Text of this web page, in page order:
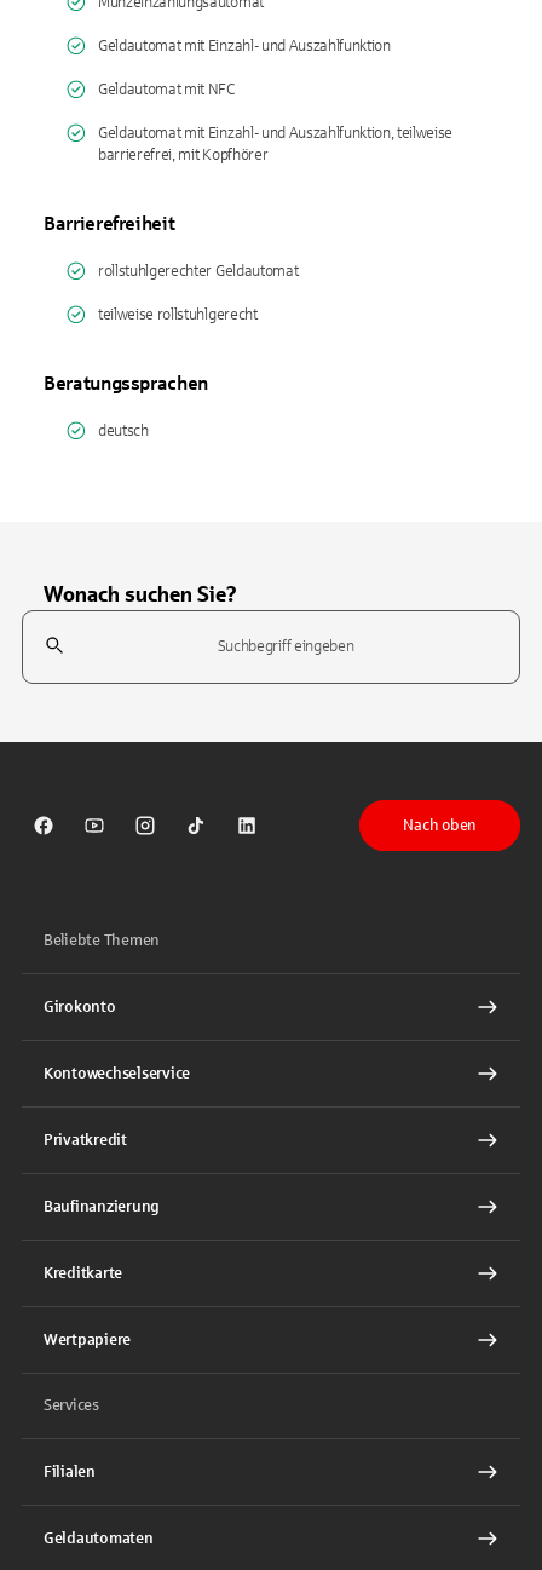
Geldautomat mit Einzahl- und Auszahlfunktion
Geldautomat mit NFC
Geldautomat mit Einzahl- und Auszahlfunktion, teilweise
barrierefrei, mit Kopfhörer
Barrierefreiheit
rollstuhlgerechter Geldautomat
teilweise rollstuhlgerecht
Beratungssprachen
deutsch
Wonach suchen Sie?
Suchfeld
Sparkasse auf Facebook
Sparkasse auf Youtube
Sparkasse auf Instagram
Sparkasse auf TikTok
Sparkasse auf LinkedIn
Nach oben
Beliebte Themen
Girokonto
Kontowechselservice
Privatkredit
Baufinanzierung
Kreditkarte
Wertpapiere
Services
Filialen
Geldautomaten